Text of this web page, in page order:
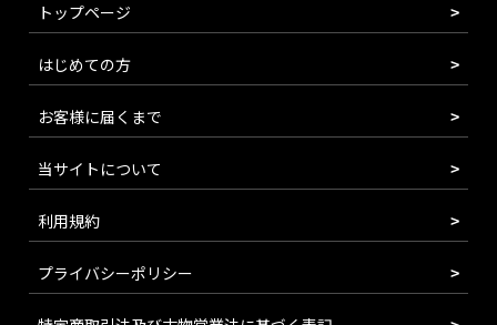
トップページ
はじめての方
お客様に届くまで
当サイトについて
利用規約
プライバシーポリシー